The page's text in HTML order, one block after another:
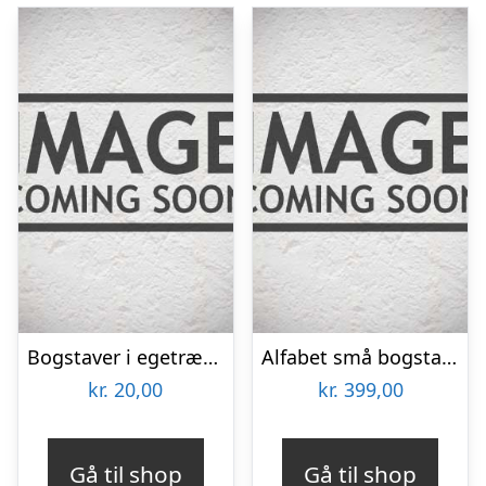
Bogstaver i egetræfiner – køb enkeltvis – Elegant version
kr. 20,00
Gå til shop
Alfabet små bogstaver A-Å – Træ
kr. 399,00
Gå til shop